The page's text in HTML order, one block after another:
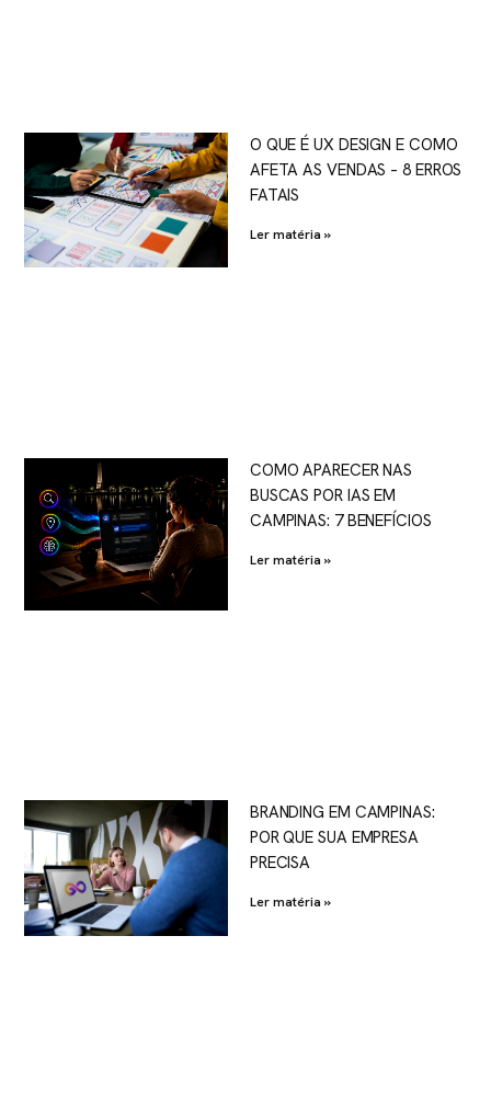
O QUE É UX DESIGN E COMO
AFETA AS VENDAS – 8 ERROS
FATAIS
Ler matéria »
COMO APARECER NAS
BUSCAS POR IAS EM
CAMPINAS: 7 BENEFÍCIOS
Ler matéria »
BRANDING EM CAMPINAS:
POR QUE SUA EMPRESA
PRECISA
Ler matéria »